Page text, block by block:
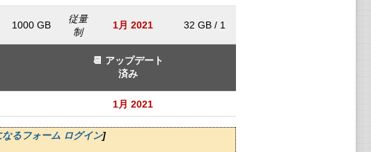
1000 GB
従量
制
1月 2021 32 GB / 1
📆 アップデート
済み
1月 2021
るフォーム ログイン]